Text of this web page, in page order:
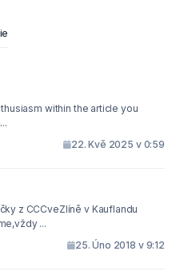
within the article you
22. Kvě 2025 v 0:59
z CCCveZlíně v Kauflandu
...
25. Úno 2018 v 9:12